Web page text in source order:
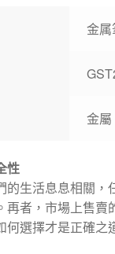
金
金屬
性
的生活息息相關，
再者，市場上售賣
何選擇才是正確之